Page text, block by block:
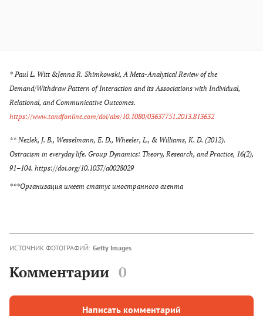
* Paul L. Witt &Jenna R. Shimkowski, A Meta-Analytical Review of the
Demand/Withdraw Pattern of Interaction and its Associations with Individual,
Relational, and Communicative Outcomes.
https://www.tandfonline.com/doi/abs/10.1080/03637751.2013.813632
** Nezlek, J. B., Wesselmann, E. D., Wheeler, L., & Williams, K. D. (2012).
Ostracism in everyday life. Group Dynamics: Theory, Research, and Practice, 16(2),
91–104. https://doi.org/10.1037/a0028029
***Организация имеет статус иностранного агента
ИСТОЧНИК ФОТОГРАФИЙ: Getty Images
Комментарии 0
Написать комментарий